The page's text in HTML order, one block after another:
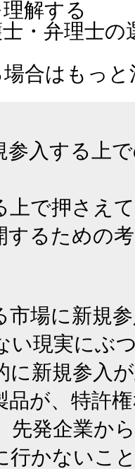
解する
・弁理士の
合はもっ
参入する上
上で押さえ
するための
場に新規
い現実にぶ
に新規参入
品が、特許
先発企業か
行かないこ